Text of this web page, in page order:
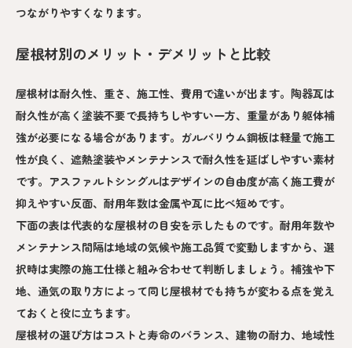
つながりやすくなります。
屋根材別のメリット・デメリットと比較
屋根材は耐久性、重さ、施工性、費用で違いが出ます。陶器瓦は
耐久性が高く塗装不要で長持ちしやすい一方、重量があり躯体補
強が必要になる場合があります。ガルバリウム鋼板は軽量で施工
性が良く、遮熱塗装やメンテナンスで耐久性を延ばしやすい素材
です。アスファルトシングルはデザインの自由度が高く施工費が
抑えやすい反面、耐用年数は金属や瓦に比べ短めです。
下面の表は代表的な屋根材の目安を示したものです。耐用年数や
メンテナンス間隔は地域の気候や施工品質で変動しますから、選
択時は実際の施工仕様と組み合わせて判断しましょう。補強や下
地、通気の取り方によって同じ屋根材でも持ちが変わる点を覚え
ておくと役に立ちます。
屋根材の選び方はコストと寿命のバランス、建物の耐力、地域性